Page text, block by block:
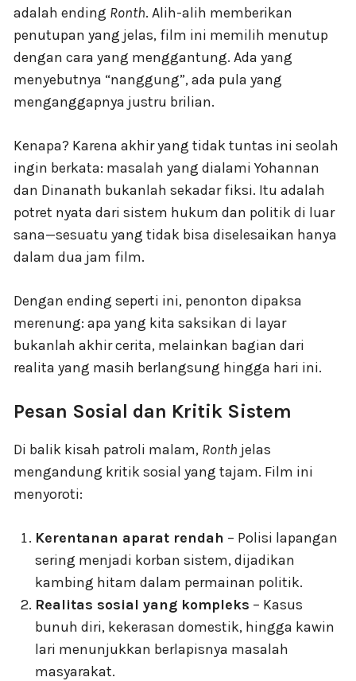
adalah ending Ronth. Alih-alih memberikan
penutupan yang jelas, film ini memilih menutup
dengan cara yang menggantung. Ada yang
menyebutnya “nanggung”, ada pula yang
menganggapnya justru brilian.
Kenapa? Karena akhir yang tidak tuntas ini seolah
ingin berkata: masalah yang dialami Yohannan
dan Dinanath bukanlah sekadar fiksi. Itu adalah
potret nyata dari sistem hukum dan politik di luar
sana—sesuatu yang tidak bisa diselesaikan hanya
dalam dua jam film.
Dengan ending seperti ini, penonton dipaksa
merenung: apa yang kita saksikan di layar
bukanlah akhir cerita, melainkan bagian dari
realita yang masih berlangsung hingga hari ini.
Pesan Sosial dan Kritik Sistem
Di balik kisah patroli malam, Ronth jelas
mengandung kritik sosial yang tajam. Film ini
menyoroti:
Kerentanan aparat rendah – Polisi lapangan
sering menjadi korban sistem, dijadikan
kambing hitam dalam permainan politik.
Realitas sosial yang kompleks – Kasus
bunuh diri, kekerasan domestik, hingga kawin
lari menunjukkan berlapisnya masalah
masyarakat.